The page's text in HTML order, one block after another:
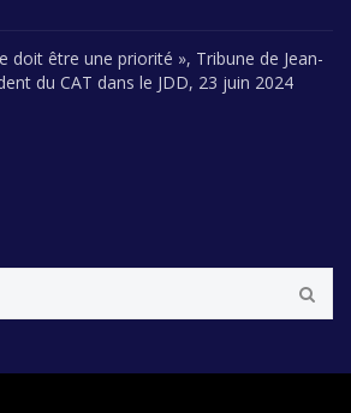
doit être une priorité », Tribune de Jean-
du CAT dans le JDD, 23 juin 2024